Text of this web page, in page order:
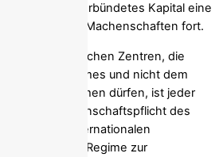
über ein verbündetes Kapital eine
setzt seine Machenschaften fort.
diplomatischen Zentren, die
des Regimes und nicht dem
Betrieb aufnehmen dürfen, ist jeder
zur Rechenschaftspflicht des
es der internationalen
damit ist, das Regime zur